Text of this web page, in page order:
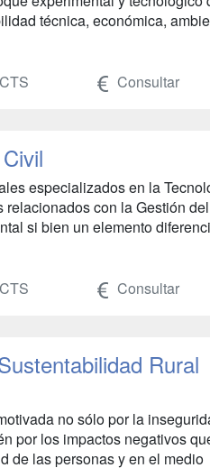
técnica, económica,
Consultar
especializados en la
con la Gestión del
si bien un elemento
Consultar
Rural
no sólo por la
por los impactos negativos
de las personas y en el medio